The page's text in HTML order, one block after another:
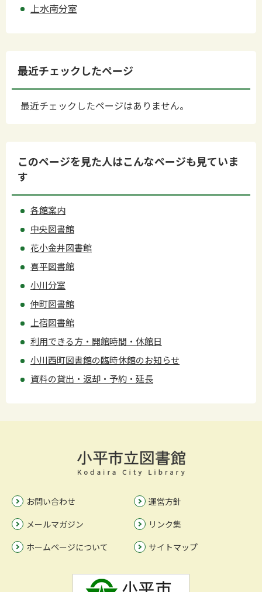
上水南分室
最近チェックしたページ
最近チェックしたページはありません。
このページを見た人はこんなページも見ていま
す
各館案内
中央図書館
花小金井図書館
喜平図書館
小川分室
仲町図書館
上宿図書館
利用できる方・開館時間・休館日
小川西町図書館の臨時休館のお知らせ
資料の貸出・返却・予約・延長
お問い合わせ
運営方針
メールマガジン
リンク集
ホームページについて
サイトマップ